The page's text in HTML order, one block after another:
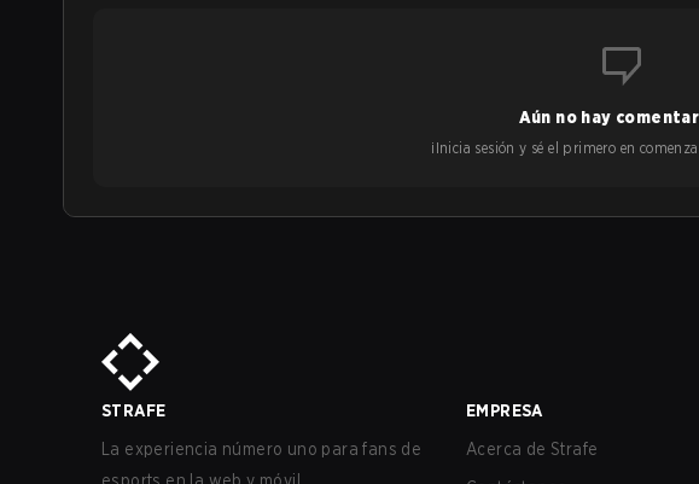
Aún no hay
¡Inicia sesión y sé el primero en
STRAFE
La experiencia número uno para fans de
EMPRESA
Acerca de Strafe